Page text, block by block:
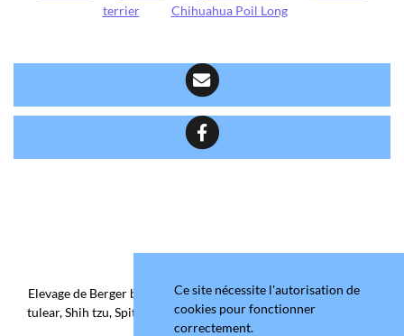
terrier
Chihuahua Poil Long
Elevage de Berger belge, Chihuahua Poil Court/Long, Coton de
tulear, Shih tzu, Spitz allemand et Yorkshire terrier depuis 2006
situé en Maine-et-Loire
Ce site nécessite l'autorisation de
cookies pour fonctionner
correctement.